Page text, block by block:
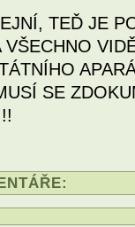
TEĎ JE
VŠECHNO
SE